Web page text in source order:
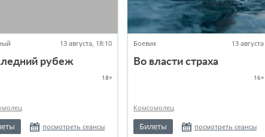
13 августа, 18:10
рубеж
18+
посмотреть сеансы
Боевик 13 августа
Во власти страха
16+
Комсомолец
Билеты посмотреть сеансы